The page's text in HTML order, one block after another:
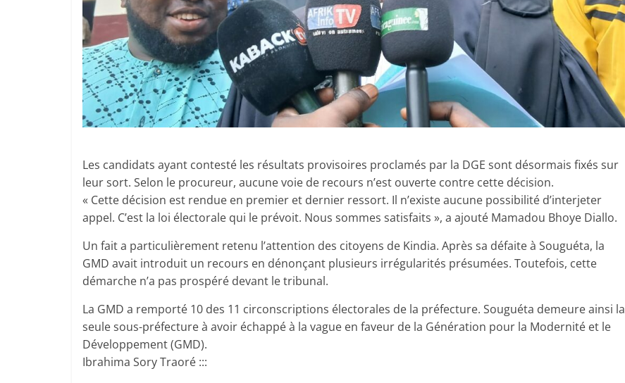
Les candidats ayant contesté les résultats provisoires proclamés par la DGE sont désormais fixés sur
leur sort. Selon le procureur, aucune voie de recours n’est ouverte contre cette décision.
« Cette décision est rendue en premier et dernier ressort. Il n’existe aucune possibilité d’interjeter
appel. C’est la loi électorale qui le prévoit. Nous sommes satisfaits », a ajouté Mamadou Bhoye Diallo.
Un fait a particulièrement retenu l’attention des citoyens de Kindia. Après sa défaite à Souguéta, la
GMD avait introduit un recours en dénonçant plusieurs irrégularités présumées. Toutefois, cette
démarche n’a pas prospéré devant le tribunal.
La GMD a remporté 10 des 11 circonscriptions électorales de la préfecture. Souguéta demeure ainsi la
seule sous-préfecture à avoir échappé à la vague en faveur de la Génération pour la Modernité et le
Développement (GMD).
Ibrahima Sory Traoré :::